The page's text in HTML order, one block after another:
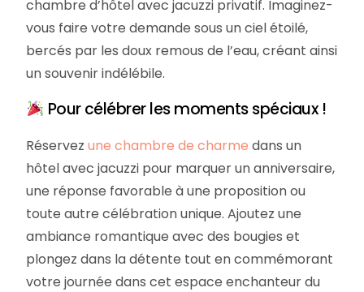
chambre d’hôtel avec jacuzzi privatif. Imaginez-
vous faire votre demande sous un ciel étoilé,
bercés par les doux remous de l’eau, créant ainsi
un souvenir indélébile.
Pour célébrer les moments spéciaux !
Réservezune chambre de charme dans un
hôtel avec jacuzzi pour marquer un anniversaire,
une réponse favorable à une proposition ou
toute autre célébration unique. Ajoutez une
ambiance romantique avec des bougies et
plongez dans la détente tout en commémorant
votre journée dans cet espace enchanteur du